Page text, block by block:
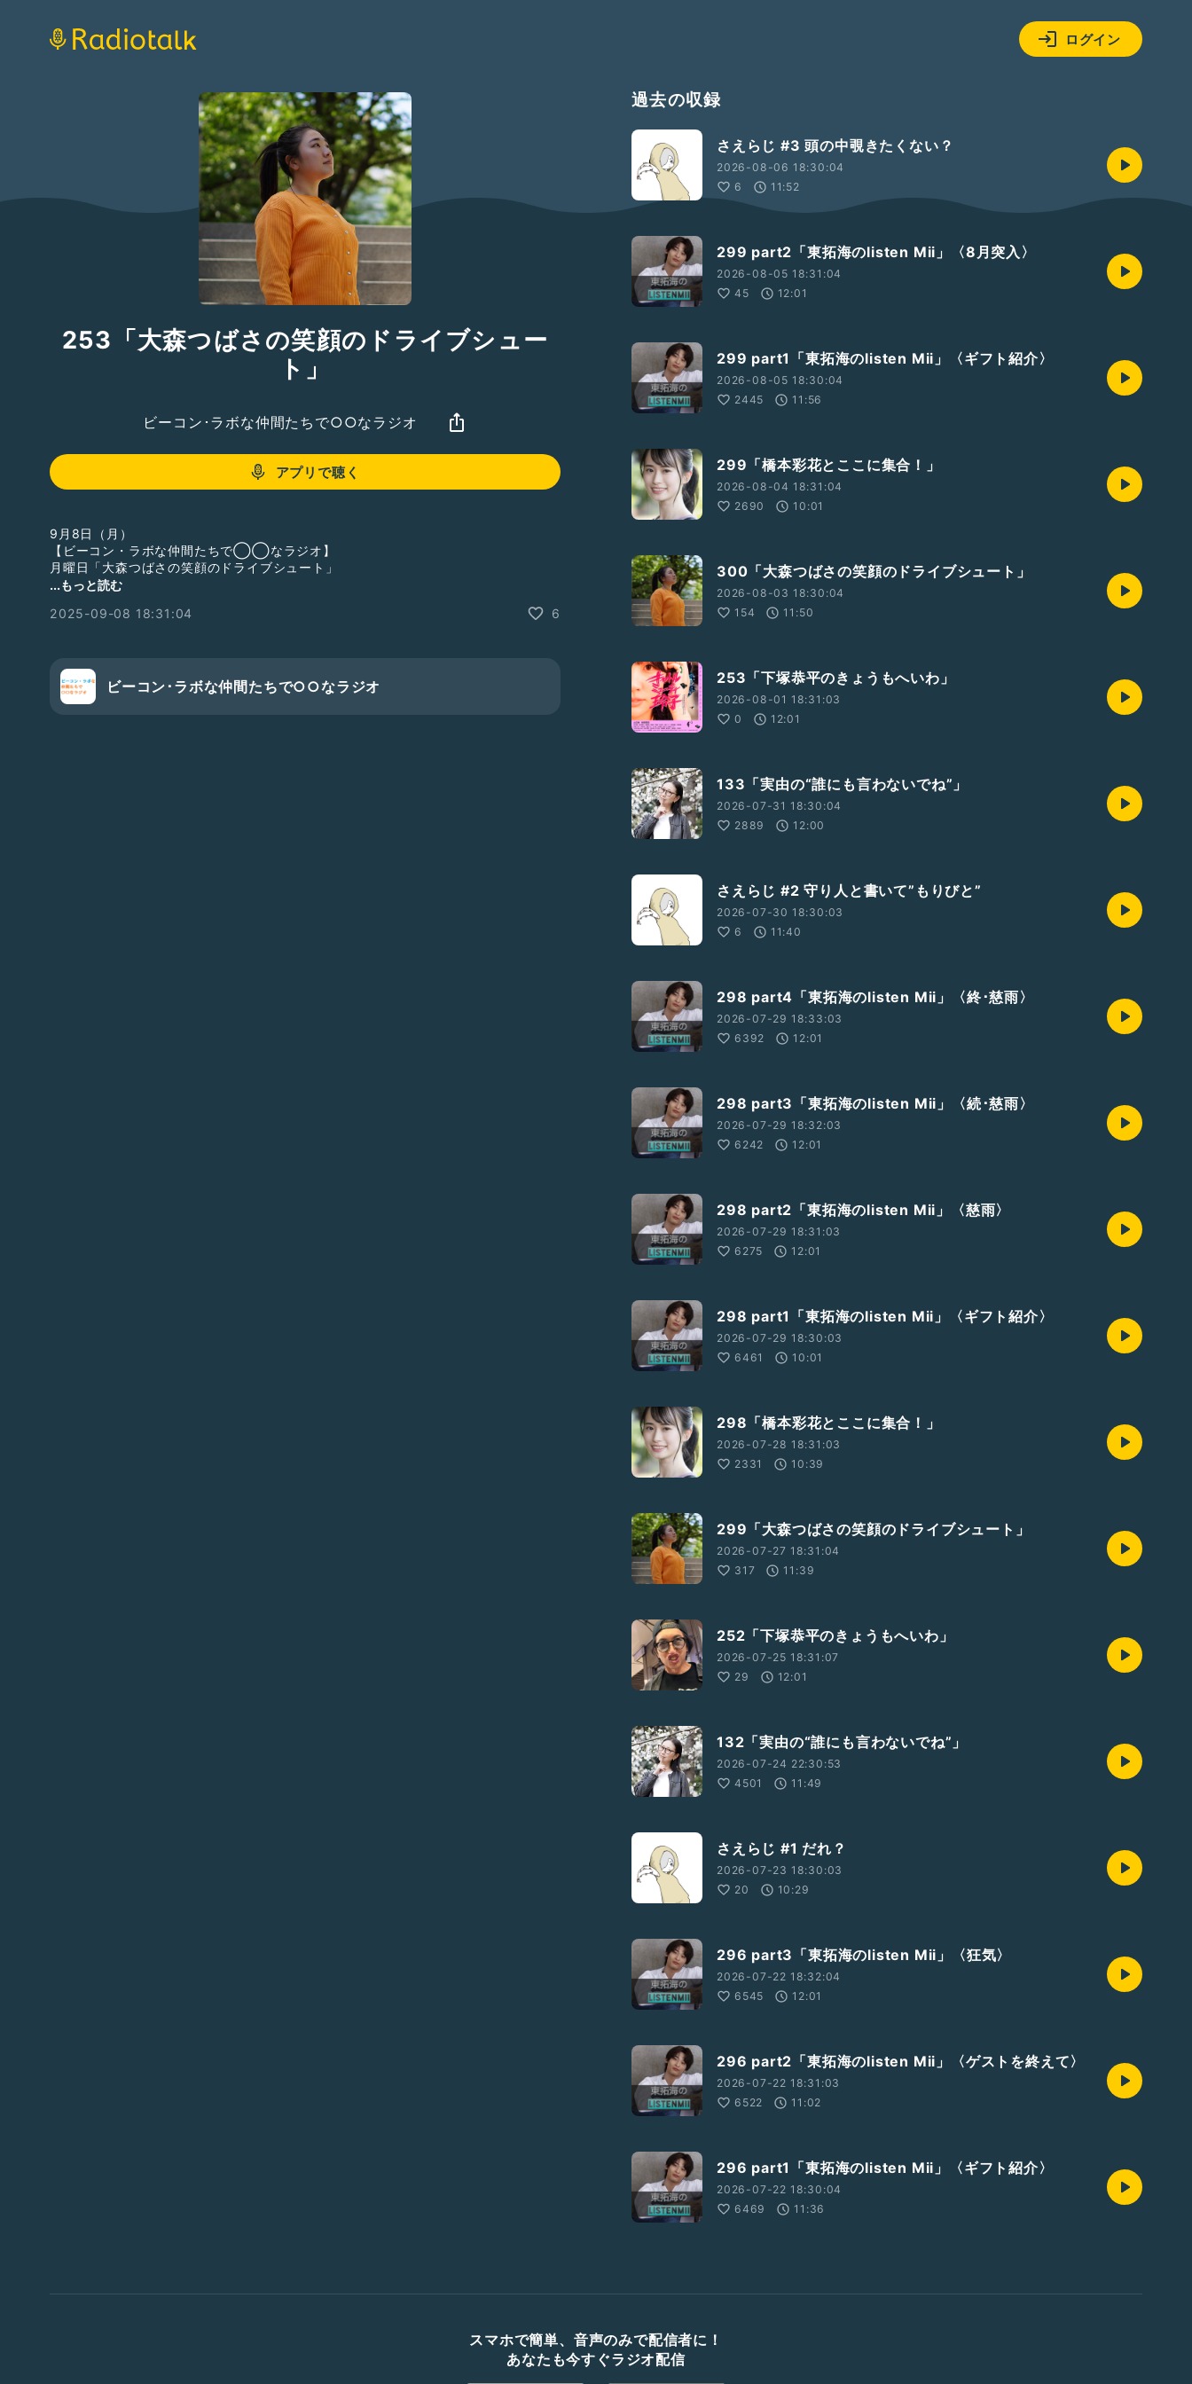
ログイン
253「大森つばさの笑顔のドライブシュー
ト」
ビーコン･ラボな仲間たちで○○なラジオ
アプリで聴く
9月8日（月）
【ビーコン・ラボな仲間たちで◯◯なラジオ】
月曜日「大森つばさの笑顔のドライブシュート」
みなさんには、自分を奮い立たせるような魔法の言葉はありますか？✨
⚪︎舞台⚪︎
ナイスコンプレックスN38「12人の怒れヌ日本人」
劇団バルスキッチン「商店街グランドリオン2025」
...もっと読む
2025-09-08 18:31:04
6
ビーコン･ラボな仲間たちで○○なラジオ
過去の収録
さえらじ #3 頭の中覗きたくない？
2026-08-06 18:30:04
6
11:52
299 part2「東拓海のlisten Mii」〈8月突入〉
2026-08-05 18:31:04
45
12:01
299 part1「東拓海のlisten Mii」〈ギフト紹介〉
2026-08-05 18:30:04
2445
11:56
299「橋本彩花とここに集合！」
2026-08-04 18:31:04
2690
10:01
300「大森つばさの笑顔のドライブシュート」
2026-08-03 18:30:04
154
11:50
253「下塚恭平のきょうもへいわ」
2026-08-01 18:31:03
0
12:01
133「実由の“誰にも言わないでね”」
2026-07-31 18:30:04
2889
12:00
さえらじ #2 守り人と書いて”もりびと”
2026-07-30 18:30:03
6
11:40
298 part4「東拓海のlisten Mii」〈終･慈雨〉
2026-07-29 18:33:03
6392
12:01
298 part3「東拓海のlisten Mii」〈続･慈雨〉
2026-07-29 18:32:03
6242
12:01
298 part2「東拓海のlisten Mii」〈慈雨〉
2026-07-29 18:31:03
6275
12:01
298 part1「東拓海のlisten Mii」〈ギフト紹介〉
2026-07-29 18:30:03
6461
10:01
298「橋本彩花とここに集合！」
2026-07-28 18:31:03
2331
10:39
299「大森つばさの笑顔のドライブシュート」
2026-07-27 18:31:04
317
11:39
252「下塚恭平のきょうもへいわ」
2026-07-25 18:31:07
29
12:01
132「実由の“誰にも言わないでね”」
2026-07-24 22:30:53
4501
11:49
さえらじ #1 だれ？
2026-07-23 18:30:03
20
10:29
296 part3「東拓海のlisten Mii」〈狂気〉
2026-07-22 18:32:04
6545
12:01
296 part2「東拓海のlisten Mii」〈ゲストを終えて〉
2026-07-22 18:31:03
6522
11:02
296 part1「東拓海のlisten Mii」〈ギフト紹介〉
2026-07-22 18:30:04
6469
11:36
スマホで簡単、音声のみで配信者に！
あなたも今すぐラジオ配信